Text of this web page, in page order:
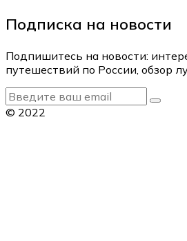
Подписка на новости
Подпишитесь на новости:
путешествий по России, обзор
© 2022